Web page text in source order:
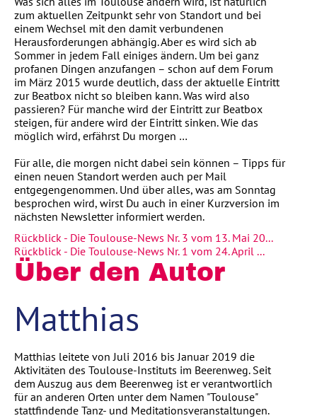
zum aktuellen Zeitpunkt sehr von Standort und bei
einem Wechsel mit den damit verbundenen
Herausforderungen abhängig. Aber es wird sich ab
Sommer in jedem Fall einiges ändern. Um bei ganz
profanen Dingen anzufangen – schon auf dem Forum
im März 2015 wurde deutlich, dass der aktuelle Eintritt
zur Beatbox nicht so bleiben kann. Was wird also
passieren? Für manche wird der Eintritt zur Beatbox
steigen, für andere wird der Eintritt sinken. Wie das
möglich wird, erfährst Du morgen …
Für alle, die morgen nicht dabei sein können – Tipps für
einen neuen Standort werden auch per Mail
entgegengenommen. Und über alles, was am Sonntag
besprochen wird, wirst Du auch in einer Kurzversion im
nächsten Newsletter informiert werden.
Rückblick - Die Toulouse-News Nr. 3 vom 13. Mai 20...
Rückblick - Die Toulouse-News Nr. 1 vom 24. April ...
Über den Autor
Matthias
Matthias leitete von Juli 2016 bis Januar 2019 die
Aktivitäten des Toulouse-Instituts im Beerenweg. Seit
dem Auszug aus dem Beerenweg ist er verantwortlich
für an anderen Orten unter dem Namen "Toulouse"
stattfindende Tanz- und Meditationsveranstaltungen.